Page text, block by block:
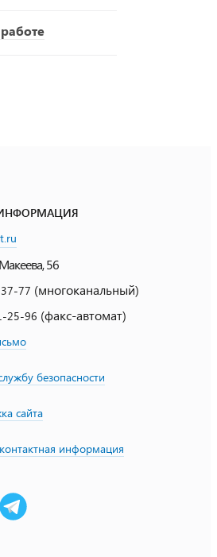
56
77 (многоканальный)
25-96 (факс-автомат)
безопасности
сайта
информация